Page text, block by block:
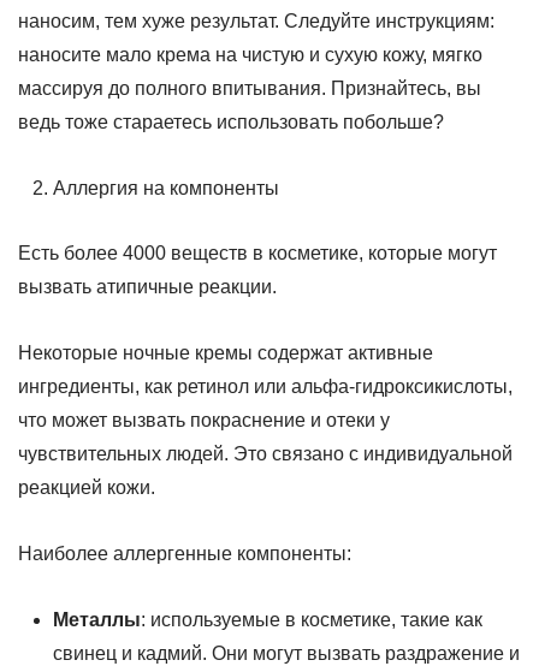
наносим, тем хуже результат. Следуйте инструкциям:
наносите мало крема на чистую и сухую кожу, мягко
массируя до полного впитывания. Признайтесь, вы
ведь тоже стараетесь использовать побольше?
Аллергия на компоненты
Есть более 4000 веществ в косметике, которые могут
вызвать атипичные реакции.
Некоторые ночные кремы содержат активные
ингредиенты, как ретинол или альфа-гидроксикислоты,
что может вызвать покраснение и отеки у
чувствительных людей. Это связано с индивидуальной
реакцией кожи.
Наиболее аллергенные компоненты:
Металлы: используемые в косметике, такие как
свинец и кадмий. Они могут вызвать раздражение и